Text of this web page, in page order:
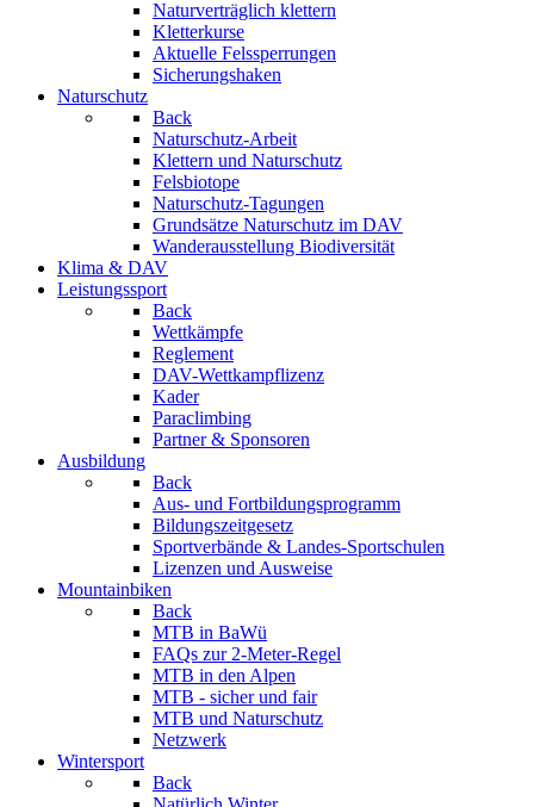
Naturverträglich klettern
Kletterkurse
Aktuelle Felssperrungen
Sicherungshaken
Naturschutz
Back
Naturschutz-Arbeit
Klettern und Naturschutz
Felsbiotope
Naturschutz-Tagungen
Grundsätze Naturschutz im DAV
Wanderausstellung Biodiversität
Klima & DAV
Leistungssport
Back
Wettkämpfe
Reglement
DAV-Wettkampflizenz
Kader
Paraclimbing
Partner & Sponsoren
Ausbildung
Back
Aus- und Fortbildungsprogramm
Bildungszeitgesetz
Sportverbände & Landes-Sportschulen
Lizenzen und Ausweise
Mountainbiken
Back
MTB in BaWü
FAQs zur 2-Meter-Regel
MTB in den Alpen
MTB - sicher und fair
MTB und Naturschutz
Netzwerk
Wintersport
Back